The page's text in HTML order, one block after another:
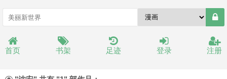
首页 书架 足迹 登录 注册